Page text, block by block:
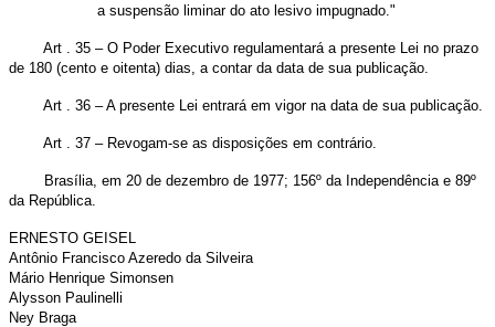
a suspensão liminar do ato lesivo impugnado."
Art . 35 – O Poder Executivo regulamentará a presente Lei no prazo
de 180 (cento e oitenta) dias, a contar da data de sua publicação.
Art . 36 – A presente Lei entrará em vigor na data de sua publicação.
Art . 37 – Revogam-se as disposições em contrário.
Brasília, em 20 de dezembro de 1977; 156º da Independência e 89º
da República.
ERNESTO GEISEL
Antônio Francisco Azeredo da Silveira
Mário Henrique Simonsen
Alysson Paulinelli
Ney Braga